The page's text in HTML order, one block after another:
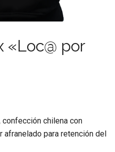
«Loc@ por
confección chilena con
afranelado para retención del